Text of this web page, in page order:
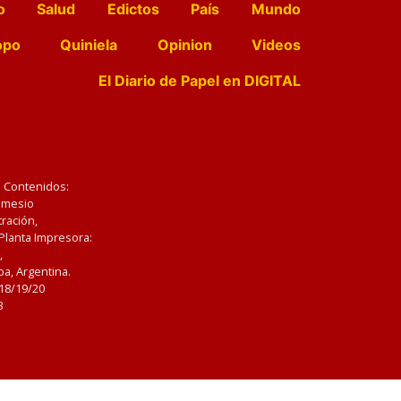
Salud Edictos País
Mundo
Quiniela Opinion
Videos
El Diario de Papel en DIGITAL
Impresora:
Argentina.
19/20